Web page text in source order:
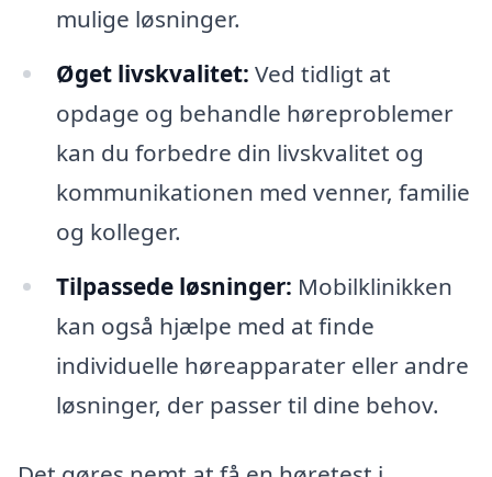
mulige løsninger.
Øget livskvalitet: Ved tidligt at
opdage og behandle høreproblemer
kan du forbedre din livskvalitet og
kommunikationen med venner, familie
og kolleger.
Tilpassede løsninger: Mobilklinikken
kan også hjælpe med at finde
individuelle høreapparater eller andre
løsninger, der passer til dine behov.